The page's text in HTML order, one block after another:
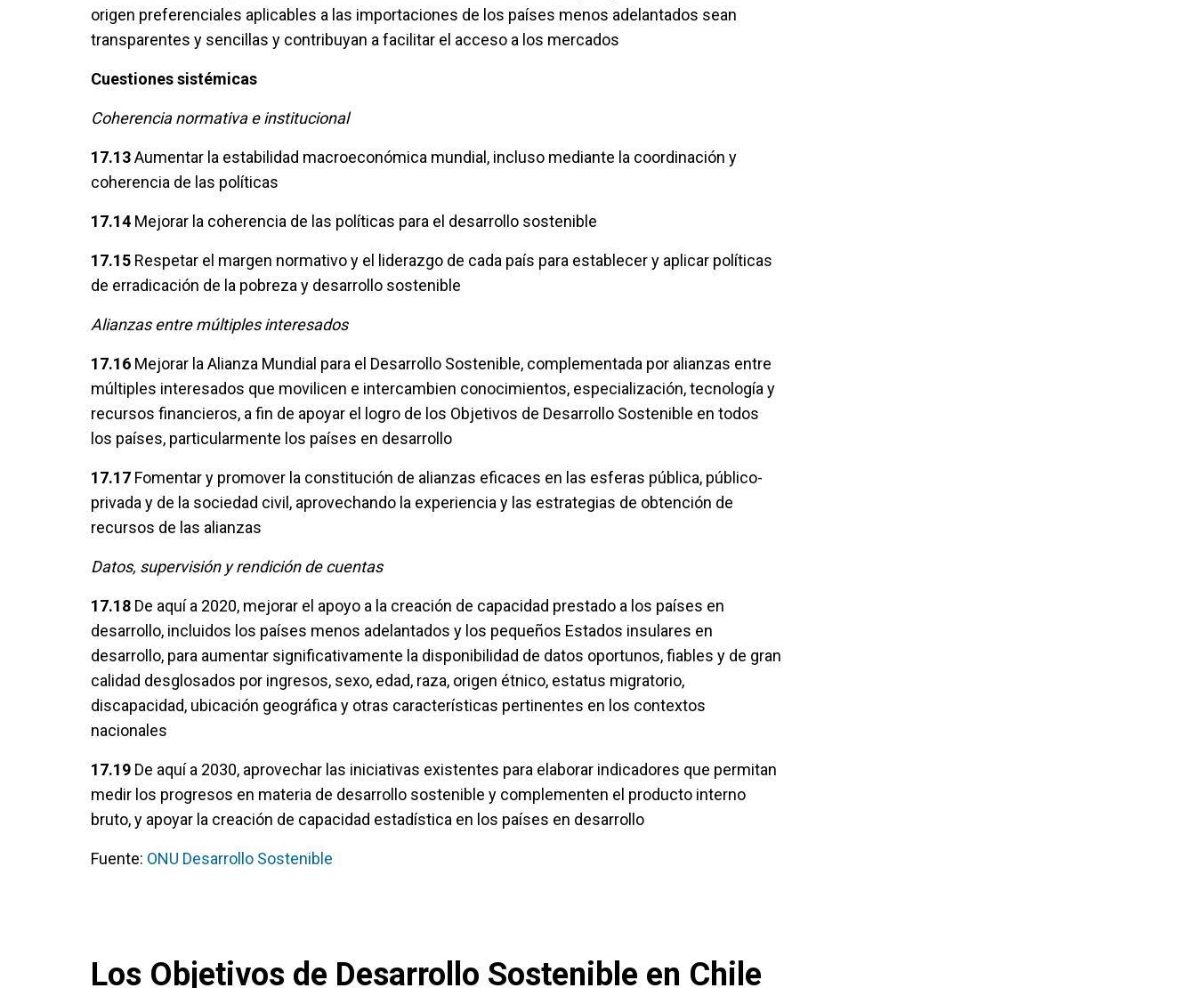
origen preferenciales aplicables a las importaciones de los países menos adelantados sean
transparentes y sencillas y contribuyan a facilitar el acceso a los mercados
Cuestiones sistémicas
Coherencia normativa e institucional
17.13Aumentar la estabilidad macroeconómica mundial, incluso mediante la coordinación y
coherencia de las políticas
17.14 Mejorar la coherencia de las políticas para el desarrollo sostenible
17.15 Respetar el margen normativo y el liderazgo de cada país para establecer y aplicar políticas
de erradicación de la pobreza y desarrollo sostenible
Alianzas entre múltiples interesados
17.16 Mejorar la Alianza Mundial para el Desarrollo Sostenible, complementada por alianzas entre
múltiples interesados que movilicen e intercambien conocimientos, especialización, tecnología y
recursos financieros, a fin de apoyar el logro de los Objetivos de Desarrollo Sostenible en todos
los países, particularmente los países en desarrollo
17.17 Fomentar y promover la constitución de alianzas eficaces en las esferas pública, público-
privada y de la sociedad civil, aprovechando la experiencia y las estrategias de obtención de
recursos de las alianzas
Datos, supervisión y rendición de cuentas
17.18 De aquí a 2020, mejorar el apoyo a la creación de capacidad prestado a los países en
desarrollo, incluidos los países menos adelantados y los pequeños Estados insulares en
desarrollo, para aumentar significativamente la disponibilidad de datos oportunos, fiables y de gran
calidad desglosados por ingresos, sexo, edad, raza, origen étnico, estatus migratorio,
discapacidad, ubicación geográfica y otras características pertinentes en los contextos
nacionales
17.19 De aquí a 2030, aprovechar las iniciativas existentes para elaborar indicadores que permitan
medir los progresos en materia de desarrollo sostenible y complementen el producto interno
bruto, y apoyar la creación de capacidad estadística en los países en desarrollo
Fuente: ONU Desarrollo Sostenible
Los Objetivos de Desarrollo Sostenible en Chile